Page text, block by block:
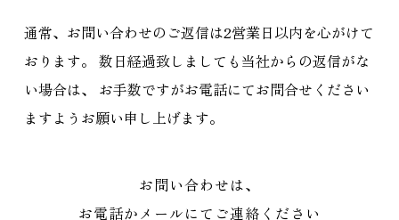
通常、お問い合わせのご返信は2営業日以内を心がけて
おります。 数日経過致しましても当社からの返信がな
い場合は、
お手数ですがお電話にてお問合せください
ますようお願い申し上げます。
お問い合わせは、
お電話かメールにてご連絡ください